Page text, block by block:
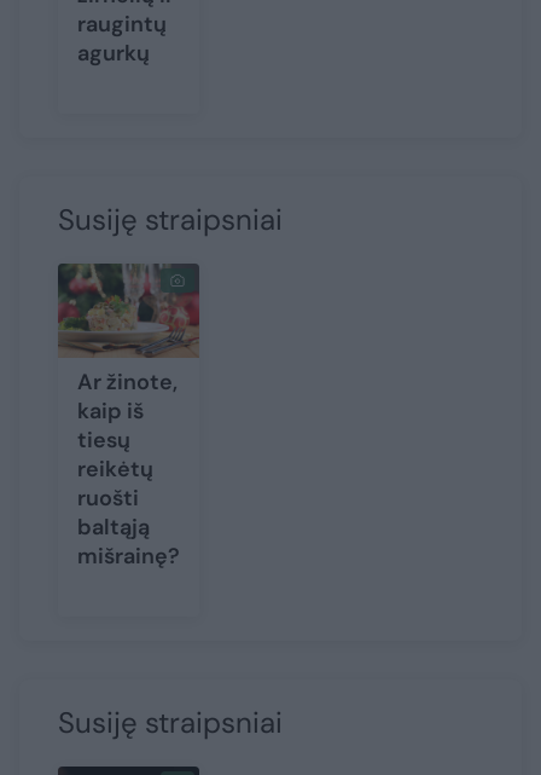
raugintų
agurkų
Susiję straipsniai
Ar žinote,
kaip iš
tiesų
reikėtų
ruošti
baltąją
mišrainę?
Susiję straipsniai